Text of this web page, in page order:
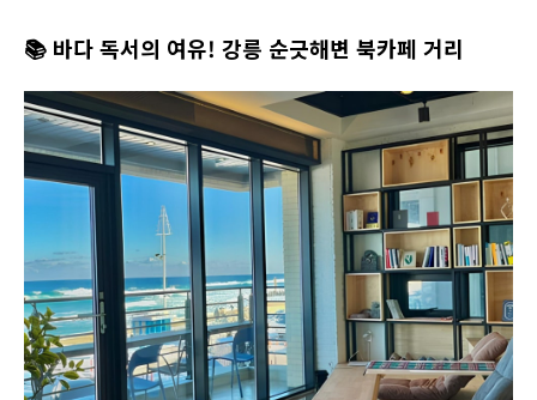
📚 바다 독서의 여유! 강릉 순긋해변 북카페 거리